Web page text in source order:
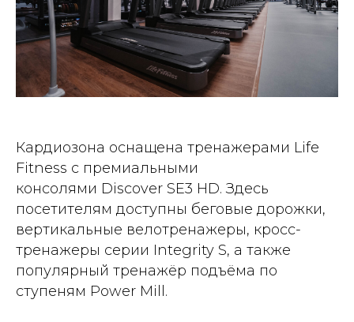
Кардиозона оснащена тренажерами Life
Fitness с премиальными
консолями Discover SE3 HD. Здесь
посетителям доступны беговые дорожки,
вертикальные велотренажеры, кросс-
тренажеры серии Integrity S, а также
популярный тренажёр подъёма по
ступеням Power Mill.